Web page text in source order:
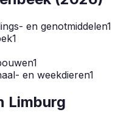
en genotmiddelen1
1
1
en weekdieren1
Limburg